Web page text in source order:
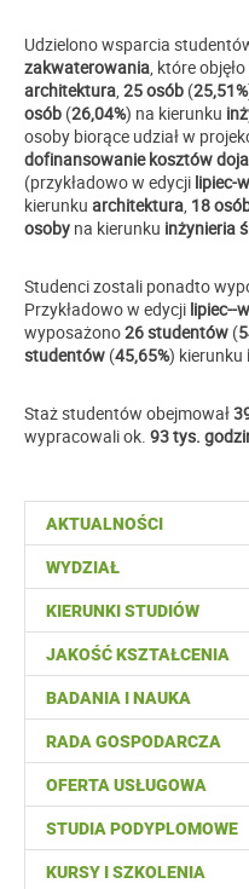
AKTUALNOŚCI
WYDZIAŁ
KIERUNKI STUDIÓW
JAKOŚĆ KSZTAŁCENIA
BADANIA I NAUKA
RADA GOSPODARCZA
OFERTA USŁUGOWA
STUDIA PODYPLOMOWE
KURSY I SZKOLENIA
Udzielono wsparcia
zakwaterowania, które objęło
architektura, 25 osób (25,51%
osób (26,04%) na kierunku
osoby biorące udział w
dofinansowanie kosztów
(przykładowo w edycji lipiec-
kierunku architektura, 18
osoby na kierunku inżynieria
Studenci zostali ponadto
Przykładowo w edycji lipiec--
wyposażono26 studentów (
studentów (45,65%) kierunku
Staż studentów obejmował
wypracowali ok. 93 tys.